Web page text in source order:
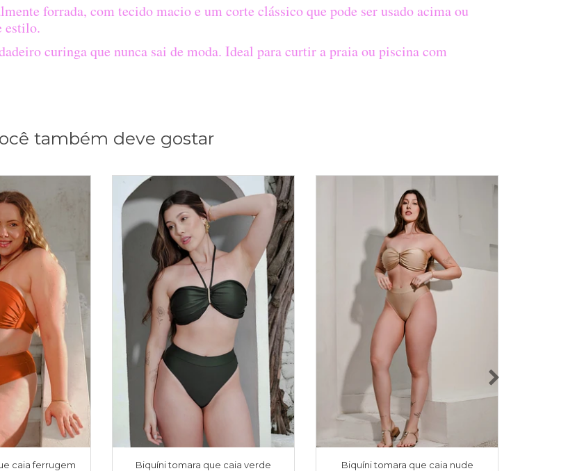
forrada, com tecido macio e um corte clássico que pode ser usado acima ou
estilo.
curinga que nunca sai de moda. Ideal para curtir a praia ou piscina com
também deve gostar
caia ferrugem
Biquíni tomara que caia verde
Biquíni tomara que caia nude